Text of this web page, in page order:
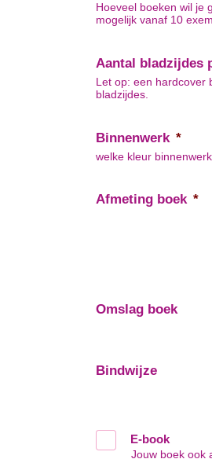
Hoeveel boeken wil je
mogelijk vanaf 10
Aantal bladzijdes
Let op: een hardcover
bladzijdes.
Binnenwerk *
welke kleur
Afmeting boek *
Omslag boek
Bindwijze
E-book
Jouw boek ook